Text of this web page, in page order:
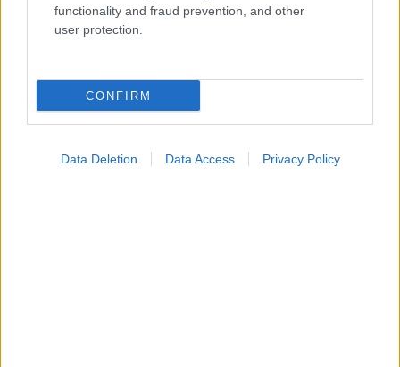
functionality and fraud prevention, and other
user protection.
CONFIRM
Data Deletion Data Access Privacy Policy